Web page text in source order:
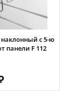
с 5-ю
панели F 112